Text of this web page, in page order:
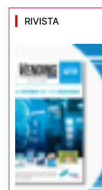
RIVISTA